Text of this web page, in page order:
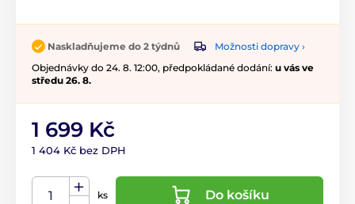
Naskladňujeme do 2 týdnů
Možnosti dopravy ›
Objednávky do 24. 8. 12:00, předpokládané dodání: u vás ve
středu 26. 8.
1 699 Kč
1 404 Kč bez DPH
ks Do košíku